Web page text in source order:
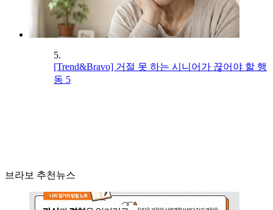
5.
[Trend&Bravo] 거절 못 하는 시니어가 끊어야 할 행
동 5
브라보 추천뉴스